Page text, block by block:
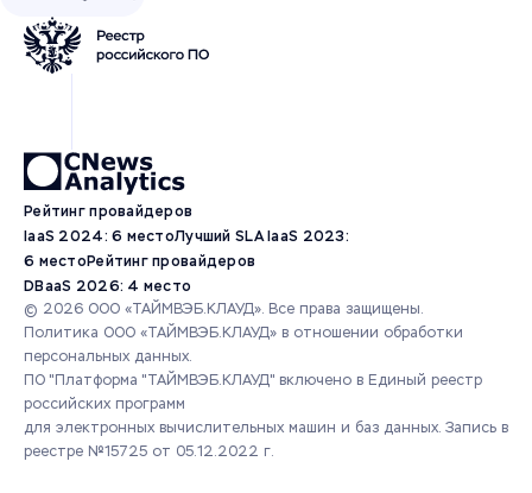
Рейтинг провайдеров
IaaS 2024: 6 местоЛучший SLA IaaS 2023:
6 местоРейтинг провайдеров
DBaaS 2026: 4 место
© 2026 ООО «ТАЙМВЭБ.КЛАУД». Все права защищены.
Политика ООО «ТАЙМВЭБ.КЛАУД» в отношении обработки
персональных данных.
ПО "Платформа "ТАЙМВЭБ.КЛАУД" включено в Единый реестр
российских программ
для электронных вычислительных машин и баз данных. Запись в
реестре №15725 от 05.12.2022 г.